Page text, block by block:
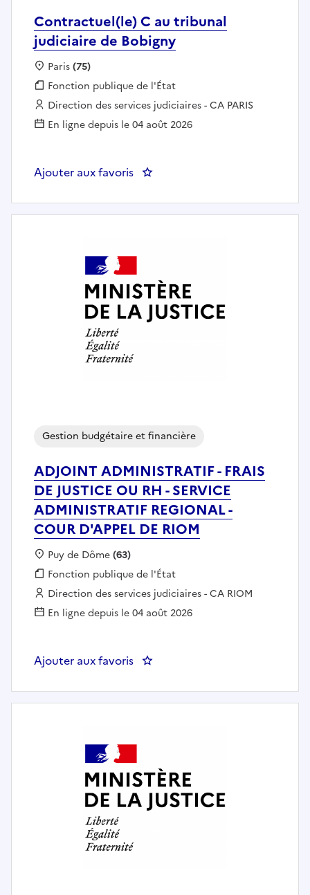
Contractuel(le) C au tribunal
judiciaire de Bobigny
Localisation :
Paris(75)
Fonction publique :
Fonction publique de l'État
Employeur :
Direction des services judiciaires - CA PARIS
En ligne depuis le 04 août 2026
Ajouter aux favoris : Contractuel(le) C au tribunal
ADJOINT ADMINISTRATIF - FRAIS
DE JUSTICE OU RH - SERVICE
ADMINISTRATIF REGIONAL -
COUR D'APPEL DE RIOM
Gestion budgétaire et financière
Localisation :
Puy de Dôme(63)
Fonction publique :
Fonction publique de l'État
Employeur :
Direction des services judiciaires - CA RIOM
En ligne depuis le 04 août 2026
Ajouter aux favoris : ADJOINT ADMINISTRATIF -